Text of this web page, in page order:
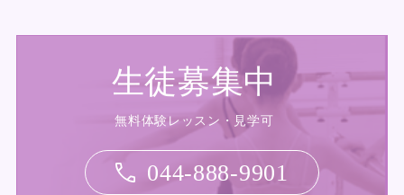
生徒募集中
無料体験レッスン・見学可
044-888-9901